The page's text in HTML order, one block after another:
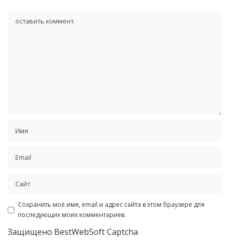
Сохранить моё имя, email и адрес сайта в этом браузере для
последующих моих комментариев.
Защищено BestWebSoft Captcha